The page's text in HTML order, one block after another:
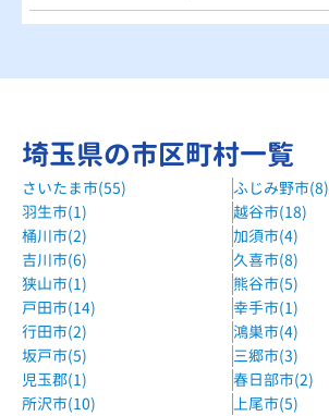
埼玉県の市区町村一覧
さいたま市(55)
ふじみ野市(8)
羽生市(1)
越谷市(18)
桶川市(2)
加須市(4)
吉川市(6)
久喜市(8)
狭山市(1)
熊谷市(5)
戸田市(14)
幸手市(1)
行田市(2)
鴻巣市(4)
坂戸市(5)
三郷市(3)
児玉郡(1)
春日部市(2)
所沢市(10)
上尾市(5)